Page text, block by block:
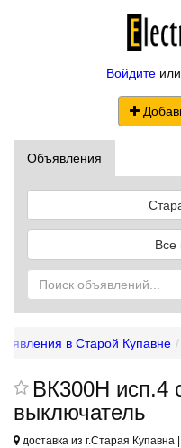
Войдите или
Объявления
Все
в Старой Купавне
ВК300Н исп.4
выключатель
доставка из г.Старая